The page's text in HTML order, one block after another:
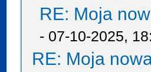
RE: Moja
- 07-10-2025,
RE: Moja